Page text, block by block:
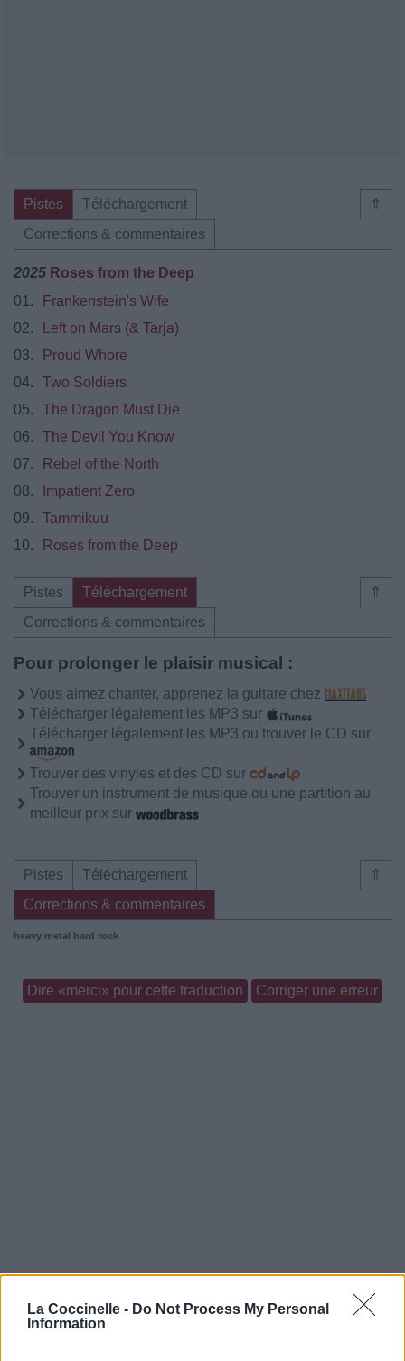
La Coccinelle - Do Not Process My Personal
Information
⇑
Pistes
Téléchargement
Corrections & commentaires
2025 Roses from the Deep
01.
Frankenstein's Wife
02.
Left on Mars (& Tarja)
03.
Proud Whore
04.
Two Soldiers
05.
The Dragon Must Die
06.
The Devil You Know
07.
Rebel of the North
08.
Impatient Zero
09.
Tammikuu
10.
Roses from the Deep
⇑
Pistes
Téléchargement
Corrections & commentaires
Pour prolonger le plaisir musical :
Vous aimez chanter, apprenez la guitare chez
Télécharger légalement les MP3 sur
Télécharger légalement les MP3 ou trouver le CD sur
Trouver des vinyles et des CD sur
Trouver un instrument de musique ou une partition au
meilleur prix sur
⇑
Pistes
Téléchargement
Corrections & commentaires
heavy metal hard rock
Dire «merci» pour cette traduction Corriger une erreur